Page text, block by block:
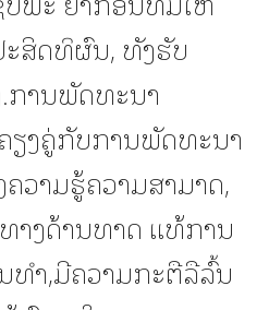
ສິດທິຜົນ, ທັງຮັບ
ານພັດທະນາ
ຽງຄູ່ກັບການພັດທະນາ
ວາມຮູ້ຄວາມສາມາດ,
ງດ້ານທາດ ແທ້ການ
ທໍາ,ມີຄວາມກະຕືລືລົ້ນ